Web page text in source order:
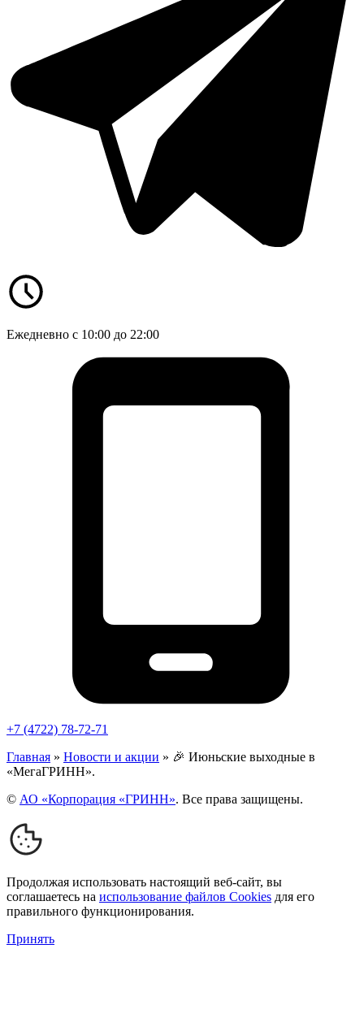
Ежедневно с 10:00 до 22:00
+7 (4722) 78-72-71
Главная » Новости и акции » 🎉 Июньские выходные в
«МегаГРИНН».
© АО «Корпорация «ГРИНН». Все права защищены.
Продолжая использовать настоящий веб-сайт, вы
соглашаетесь на использование файлов Cookies для его
правильного функционирования.
Принять